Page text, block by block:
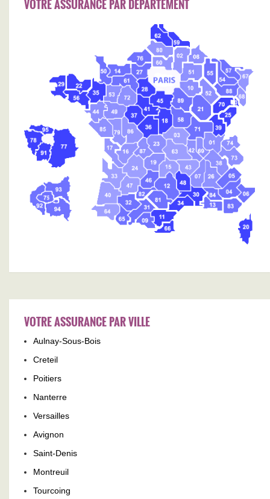
VOTRE ASSURANCE PAR DÉPARTEMENT
VOTRE ASSURANCE PAR VILLE
Aulnay-Sous-Bois
Creteil
Poitiers
Nanterre
Versailles
Avignon
Saint-Denis
Montreuil
Tourcoing